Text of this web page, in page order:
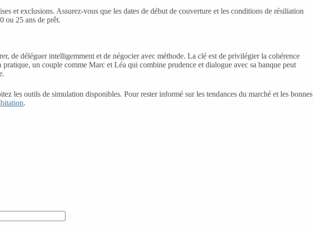
et exclusions. Assurez-vous que les dates de début de couverture et les conditions de résiliation
ou 25 ans de prêt.
de déléguer intelligemment et de négocier avec méthode. La clé est de privilégier la cohérence
un couple comme Marc et Léa qui combine prudence et dialogue avec sa banque peut
les outils de simulation disponibles. Pour rester informé sur les tendances du marché et les bonnes
.